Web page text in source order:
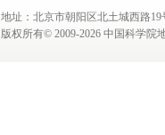
地址：北京市朝阳区北土城西路
版权所有© 2009-2026 中国科学院